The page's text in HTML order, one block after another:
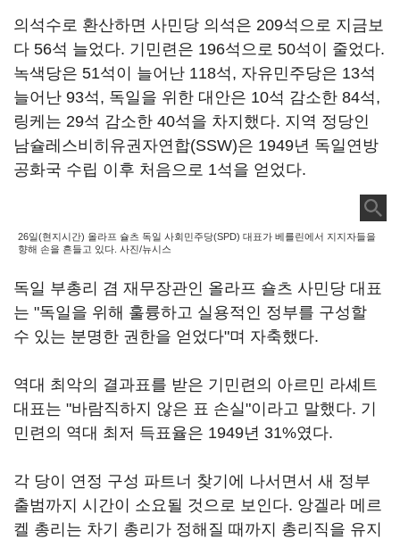
의석수로 환산하면 사민당 의석은 209석으로 지금보
다 56석 늘었다. 기민련은 196석으로 50석이 줄었다.
녹색당은 51석이 늘어난 118석, 자유민주당은 13석
늘어난 93석, 독일을 위한 대안은 10석 감소한 84석,
링케는 29석 감소한 40석을 차지했다. 지역 정당인
남슐레스비히유권자연합(SSW)은 1949년 독일연방
공화국 수립 이후 처음으로 1석을 얻었다.
26일(현지시간) 올라프 슐츠 독일 사회민주당(SPD) 대표가 베를린에서 지지자들을
향해 손을 흔들고 있다. 사진/뉴시스
독일 부총리 겸 재무장관인 올라프 숄츠 사민당 대표
는 "독일을 위해 훌륭하고 실용적인 정부를 구성할
수 있는 분명한 권한을 얻었다"며 자축했다.
역대 최악의 결과표를 받은 기민련의 아르민 라셰트
대표는 "바람직하지 않은 표 손실"이라고 말했다. 기
민련의 역대 최저 득표율은 1949년 31%였다.
각 당이 연정 구성 파트너 찾기에 나서면서 새 정부
출범까지 시간이 소요될 것으로 보인다. 앙겔라 메르
켈 총리는 차기 총리가 정해질 때까지 총리직을 유지